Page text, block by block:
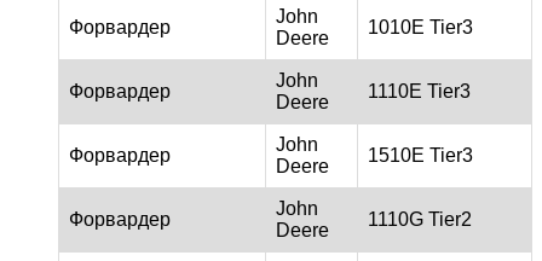
Форвардер
John
Deere
1010E Tier3
Форвардер
John
Deere
1110E Tier3
Форвардер
John
Deere
1510E Tier3
Форвардер
John
Deere
1110G Tier2